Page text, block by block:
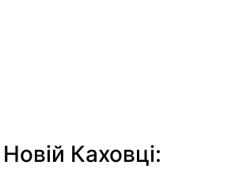
Каховці: